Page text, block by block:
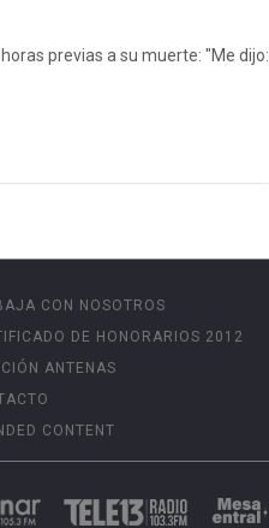
previas a su muerte: "Me dijo:
CON NOSOTROS
DE HONORARIOS 2012
ANTENAS
CONTENT